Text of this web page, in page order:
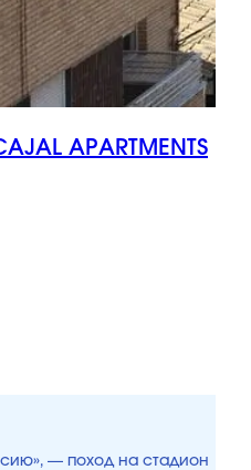
APARTMENTS
— поход на стадион